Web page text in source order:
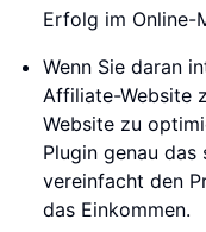
Erfolg im Online-
Wenn Sie daran
Affiliate-Website
Website zu
Plugin genau das
vereinfacht den
das Einkommen.